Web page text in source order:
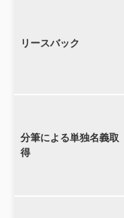
リースバック
分筆による単独名義取
得